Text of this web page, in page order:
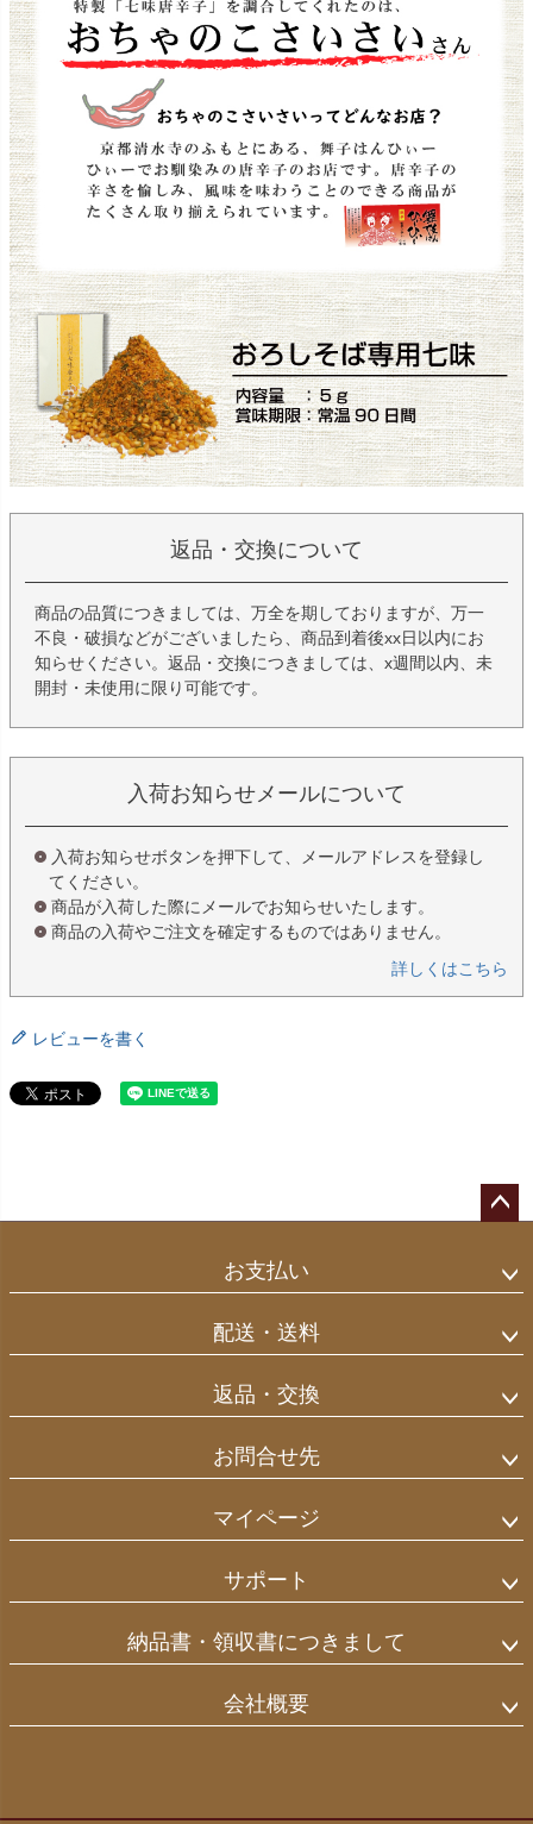
返品・交換について
商品の品質につきましては、万全を期しておりますが、万一
不良・破損などがございましたら、商品到着後xx日以内にお
知らせください。返品・交換につきましては、x週間以内、未
開封・未使用に限り可能です。
入荷お知らせメールについて
入荷お知らせボタンを押下して、メールアドレスを登録し
てください。
商品が入荷した際にメールでお知らせいたします。
商品の入荷やご注文を確定するものではありません。
詳しくはこちら
レビューを書く
ップ
お支払い
配送・送料
返品・交換
お問合せ先
マイページ
サポート
納品書・領収書につきまして
会社概要